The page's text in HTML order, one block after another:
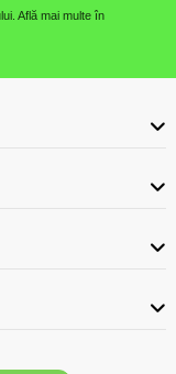
Află mai multe în